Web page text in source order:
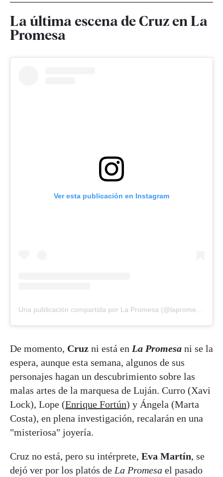
La última escena de Cruz en La
Promesa
Ver esta publicación en Instagram
De momento, Cruz ni está en La Promesa ni se la
espera, aunque esta semana, algunos de sus
personajes hagan un descubrimiento sobre las
malas artes de la marquesa de Luján. Curro (Xavi
Lock), Lope (Enrique Fortún) y Ángela (Marta
Costa), en plena investigación, recalarán en una
"misteriosa" joyería.
Cruz no está, pero su intérprete, Eva Martín, se
dejó ver por los platós de La Promesa el pasado